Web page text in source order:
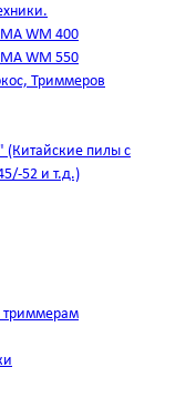
WM 400
WM 550
Триммеров
пилы с
52 и т.д.)
триммерам